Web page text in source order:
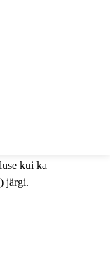
hoone
kui ka
järgi.